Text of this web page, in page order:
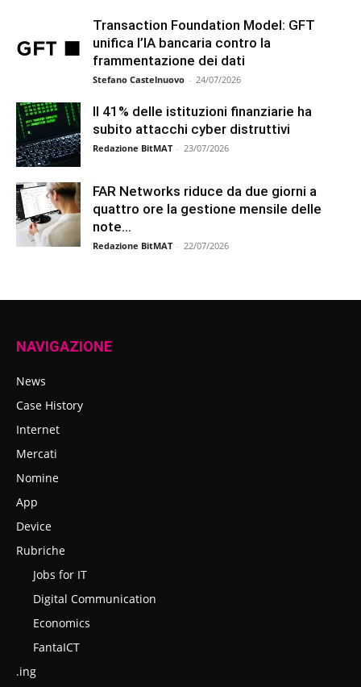
Transaction Foundation Model: GFT
unifica l’IA bancaria contro la
frammentazione dei dati
Stefano Castelnuovo - 24/07/2026
Il 41% delle istituzioni finanziarie ha
subito attacchi cyber distruttivi
Redazione BitMAT - 23/07/2026
FAR Networks riduce da due giorni a
quattro ore la gestione mensile delle
note...
Redazione BitMAT - 22/07/2026
NAVIGAZIONE
News
Case History
Internet
Mercati
Nomine
App
Device
Rubriche
Jobs for IT
Digital Communication
Economics
FantaICT
.ing